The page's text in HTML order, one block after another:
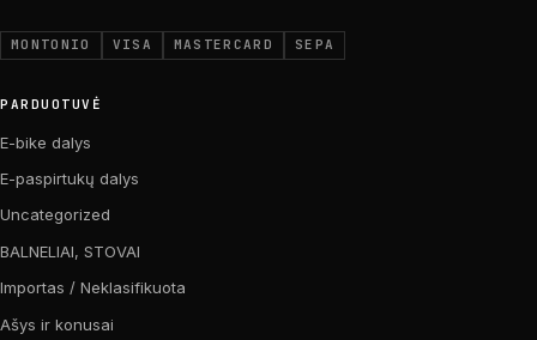
MONTONIO VISA MASTERCARD SEPA
PARDUOTUVĖ
E-bike dalys
E-paspirtukų dalys
Uncategorized
BALNELIAI, STOVAI
Importas / Neklasifikuota
Ašys ir konusai